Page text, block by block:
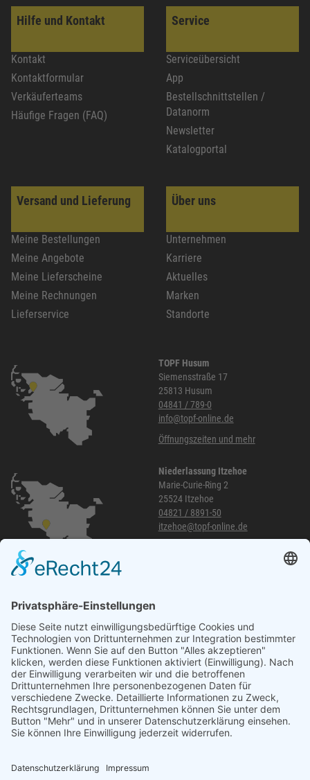
Hilfe und Kontakt
Kontakt
Kontaktformular
Verkäuferteams
Häufige Fragen (FAQ)
Service
Serviceübersicht
App
Bestellschnittstellen /
Datanorm
Newsletter
Katalogportal
Versand und Lieferung
Meine Bestellungen
Meine Angebote
Meine Lieferscheine
Meine Rechnungen
Lieferservice
Über uns
Unternehmen
Karriere
Aktuelles
Marken
Standorte
TOPF Husum
Siemensstraße 17
25813 Husum
04841 / 789-0
info@topf-online.de
Öffnungszeiten und mehr
Niederlassung Itzehoe
Marie-Curie-Ring 2
25524 Itzehoe
04821 / 8891-50
itzehoe@topf-online.de
040 / 21 04 04 04-04
glinde@topf-online.de
Öffnungszeiten und mehr